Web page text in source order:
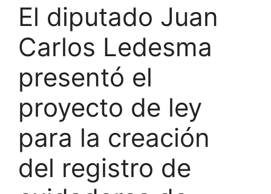
El diputado Juan
Carlos Ledesma
presentó el
proyecto de ley
para la creación
del registro de